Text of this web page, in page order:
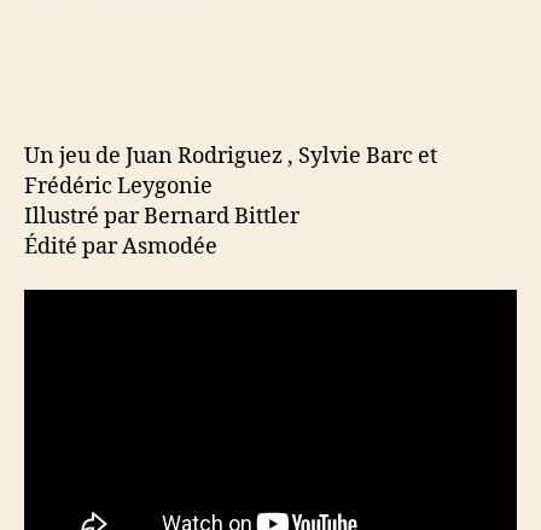
Un jeu de Juan Rodriguez , Sylvie Barc et
Frédéric Leygonie
Illustré par Bernard Bittler
Édité par Asmodée